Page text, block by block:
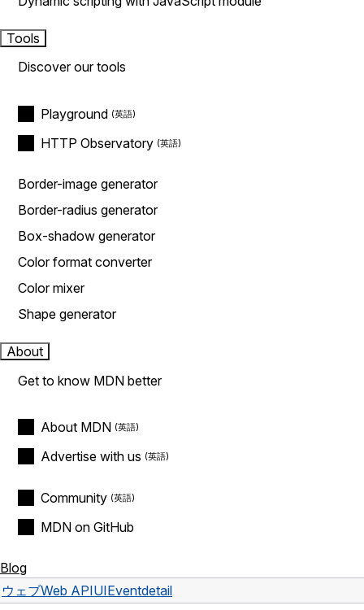
Tools
Discover our tools
Playground
HTTP Observatory
Border-image generator
Border-radius generator
Box-shadow generator
Color format converter
Color mixer
Shape generator
About
Get to know MDN better
About MDN
Advertise with us
Community
MDN on GitHub
Blog
ウェブWeb APIUIEventdetail